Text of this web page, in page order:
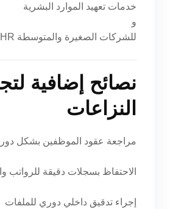
خدمات تعهيد الموارد البشرية
و
حلول eHR للشركات الصغيرة والمتوسطة
نصائح إضافية
النزاعات
مراجعة عقود الموظفين بشكل
الاحتفاظ بسجلات دقيقة للرواتب
إجراء تدقيق داخلي دوري للملفات